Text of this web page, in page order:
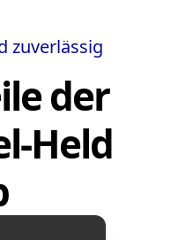
zuverlässig
der
Held